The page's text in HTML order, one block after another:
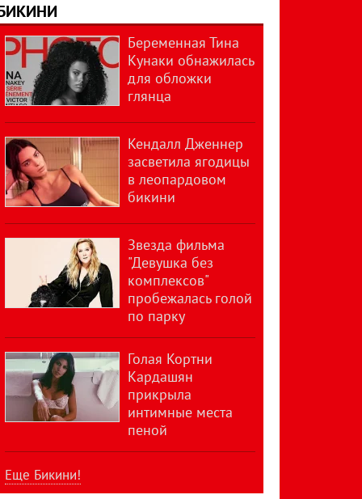
Беременная Тина
Кунаки обнажилась
для обложки
глянца
Кендалл Дженнер
засветила ягодицы
в леопардовом
бикини
Звезда фильма
"Девушка без
комплексов"
пробежалась голой
по парку
Голая Кортни
Кардашян
прикрыла
интимные места
пеной
Еще Бикини!